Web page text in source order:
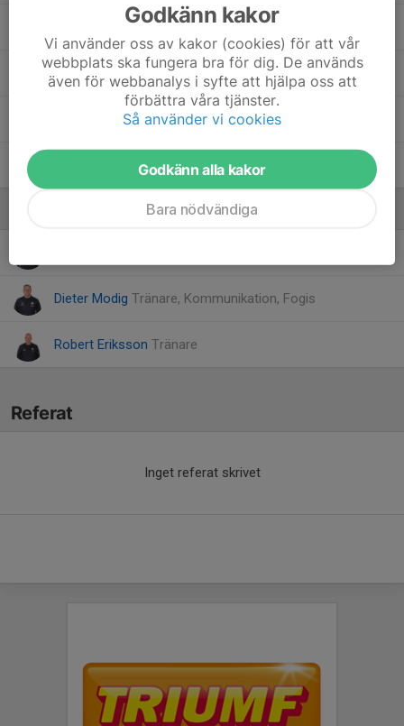
11. Noah Rynäs
7. Oscar Wiklund-Rudqvist
26. Sixten Clarin
6. Yuna Mirpouya
Dieter Modig Tränare, Kommunikation, Fogis
Robert Eriksson Tränare
Referat
Inget referat skrivet
Godkänn kakor
Vi använder oss av kakor (cookies) för att vår
webbplats ska fungera bra för dig. De används
även för webbanalys i syfte att hjälpa oss att
förbättra våra tjänster.
Så använder vi cookies
Godkänn alla kakor
Bara nödvändiga